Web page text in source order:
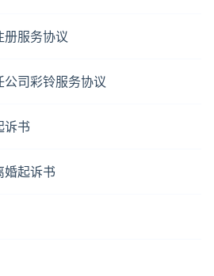
册服务协议
司彩铃服务协议
诉书
婚起诉书